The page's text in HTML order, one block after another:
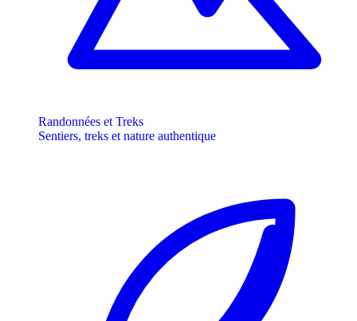
Randonnées et Treks
Sentiers, treks et nature authentique